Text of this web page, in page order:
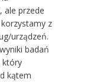
ale przede
z
urządzeń.
badań
który
kątem